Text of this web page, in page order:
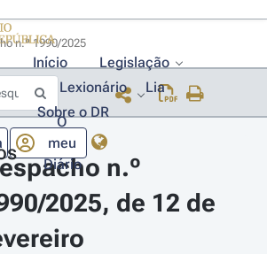
Início
Legislação
Lexionário
Lia
Sobre o DR
O
meu
Diário
n.º
2025, de 12 de